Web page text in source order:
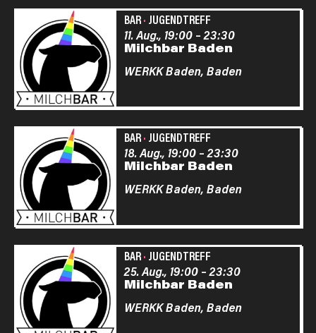
BAR· JUGENDTREFF
Milchbar Baden
11. Aug., 19:00–23:30
WERKK Baden, Baden
BAR· JUGENDTREFF
Milchbar Baden
18. Aug., 19:00–23:30
WERKK Baden, Baden
BAR· JUGENDTREFF
Milchbar Baden
25. Aug., 19:00–23:30
WERKK Baden, Baden